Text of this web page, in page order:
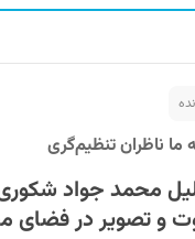
ناظران تنظیم‌گری
محمد جواد شکوری
و تصویر در فضای